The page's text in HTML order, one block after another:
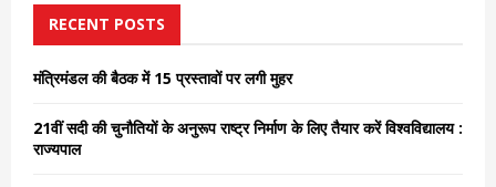
f
o
C
RECENT POSTS
मंत्रिमंडल की बैठक में 15 प्रस्तावों पर लगी मुहर
21वीं सदी की चुनौतियों के अनुरूप राष्ट्र निर्माण के लिए तैयार करें विश्वविद्यालय :
राज्यपाल